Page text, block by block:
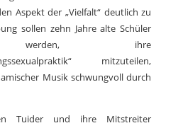
Aspekt der „Vielfalt“ deutlich zu
sollen zehn Jahre alte Schüler
werden, ihre
mitzuteilen,
Musik schwungvoll durch
Tuider und ihre Mitstreiter